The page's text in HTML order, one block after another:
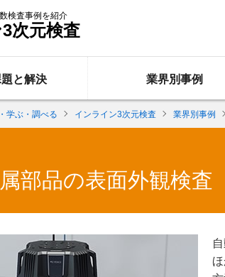
検査事例を紹介
次元検査
と解決 業界別事例
学ぶ・調べる インライン3次元検査 業界別事例
部品の表面外観検査